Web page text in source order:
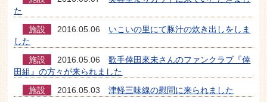
た
施設
2016.05.06 いこいの里にて豚汁の炊き出しをしま
した
施設
2016.05.06歌手倖田來未さんのファンクラブ『倖
田組』の方々が来られました
施設
2016.05.03津軽三味線の慰問に来られました